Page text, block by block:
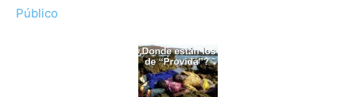
Público